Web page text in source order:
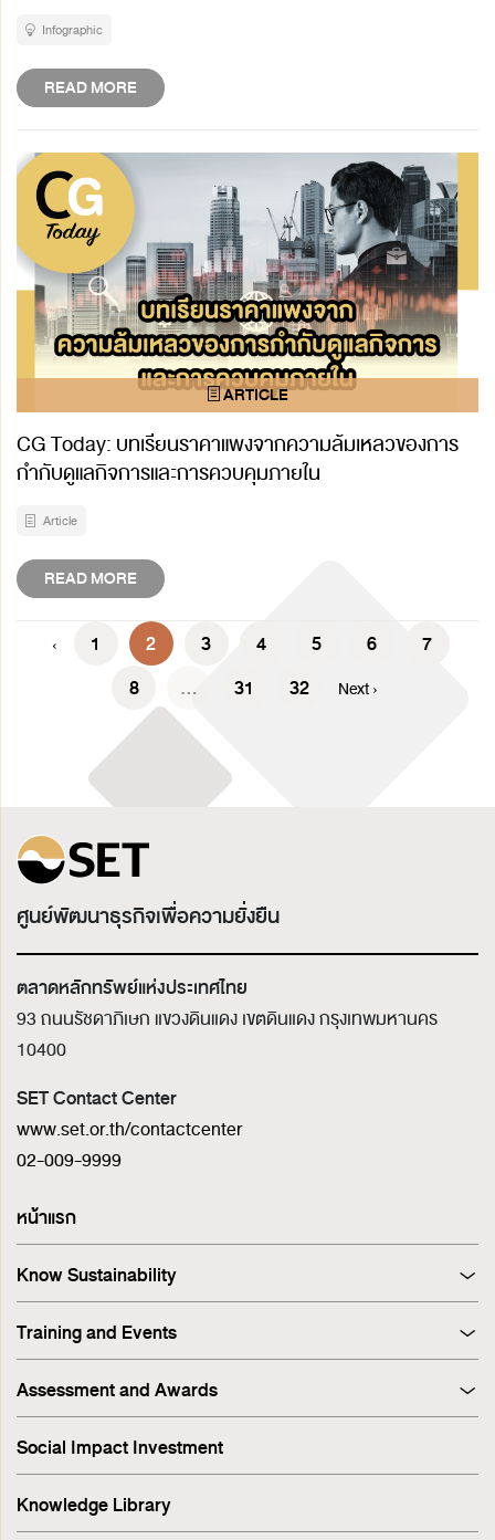
Infographic
READ MORE
CG Today: บทเรียนราคาแพงจากความล้มเหลวของการ
กำกับดูแลกิจการและการควบคุมภายใน
Article
READ MORE
‹ 1 2 3 4 5 6
7
8
... 31 32 Next ›
ศูนย์พัฒนาธุรกิจเพื่อความยั่งยืน
ตลาดหลักทรัพย์แห่งประเทศไทย
93 ถนนรัชดาภิเษก แขวงดินแดง เขตดินแดงกรุงเทพมหานคร
10400
SET Contact Center
www.set.or.th/contactcenter
02-009-9999
หน้าแรก
Know Sustainability
Sustainability at A Glance
Principles and Guidelines
Corporate Governance
Sustainability Management Process
Stakeholder Engagement & Materiality Analysis
ESG Risk
Sustainable Supply Chain
Environment
Training and Events
Training
Events
Assessment and Awards
Corporate Governance Report (CGR)
SET ESG Ratings
FTSE Russell ESG Scores
ASEAN Corporate Governance Scorecard
Social Impact Investment
Knowledge Library